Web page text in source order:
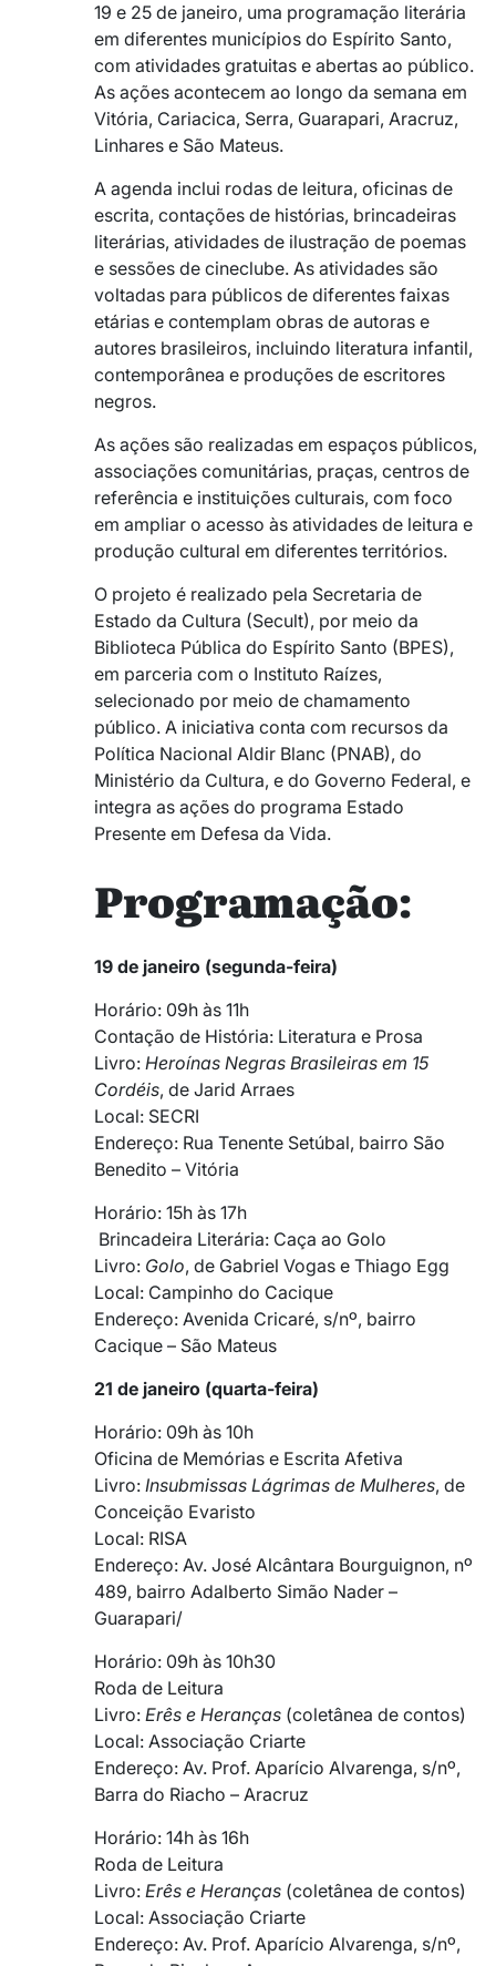
19 e 25 de janeiro, uma programação literária
em diferentes municípios do Espírito Santo,
com atividades gratuitas e abertas ao público.
As ações acontecem ao longo da semana em
Vitória, Cariacica, Serra, Guarapari, Aracruz,
Linhares e São Mateus.
A agenda inclui rodas de leitura, oficinas de
escrita, contações de histórias, brincadeiras
literárias, atividades de ilustração de poemas
e sessões de cineclube. As atividades são
voltadas para públicos de diferentes faixas
etárias e contemplam obras de autoras e
autores brasileiros, incluindo literatura infantil,
contemporânea e produções de escritores
negros.
As ações são realizadas em espaços públicos,
associações comunitárias, praças, centros de
referência e instituições culturais, com foco
em ampliar o acesso às atividades de leitura e
produção cultural em diferentes territórios.
O projeto é realizado pela Secretaria de
Estado da Cultura (Secult), por meio da
Biblioteca Pública do Espírito Santo (BPES),
em parceria com o Instituto Raízes,
selecionado por meio de chamamento
público. A iniciativa conta com recursos da
Política Nacional Aldir Blanc (PNAB), do
Ministério da Cultura, e do Governo Federal, e
integra as ações do programa Estado
Presente em Defesa da Vida.
Programação:
19 de janeiro (segunda-feira)
Horário: 09h às 11h
Contação de História: Literatura e Prosa
Livro: Heroínas Negras Brasileiras em 15
Cordéis, de Jarid Arraes
Local: SECRI
Endereço: Rua Tenente Setúbal, bairro São
Benedito – Vitória
Horário: 15h às 17h
Brincadeira Literária: Caça ao Golo
Livro: Golo, de Gabriel Vogas e Thiago Egg
Local: Campinho do Cacique
Endereço: Avenida Cricaré, s/nº, bairro
Cacique – São Mateus
21 de janeiro (quarta-feira)
Horário: 09h às 10h
Oficina de Memórias e Escrita Afetiva
Livro: Insubmissas Lágrimas de Mulheres, de
Conceição Evaristo
Local: RISA
Endereço: Av. José Alcântara Bourguignon, nº
489, bairro Adalberto Simão Nader –
Guarapari/
Horário: 09h às 10h30
Roda de Leitura
Livro: Erês e Heranças (coletânea de contos)
Local: Associação Criarte
Endereço: Av. Prof. Aparício Alvarenga, s/nº,
Barra do Riacho – Aracruz
Horário: 14h às 16h
Roda de Leitura
Livro: Erês e Heranças (coletânea de contos)
Local: Associação Criarte
Endereço: Av. Prof. Aparício Alvarenga, s/nº,